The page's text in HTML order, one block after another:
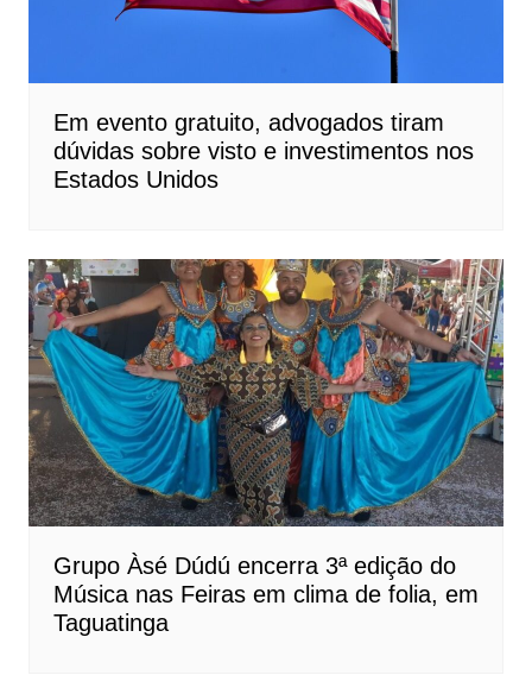
Em evento gratuito, advogados tiram
dúvidas sobre visto e investimentos nos
Estados Unidos
Grupo Àsé Dúdú encerra 3ª edição do
Música nas Feiras em clima de folia, em
Taguatinga